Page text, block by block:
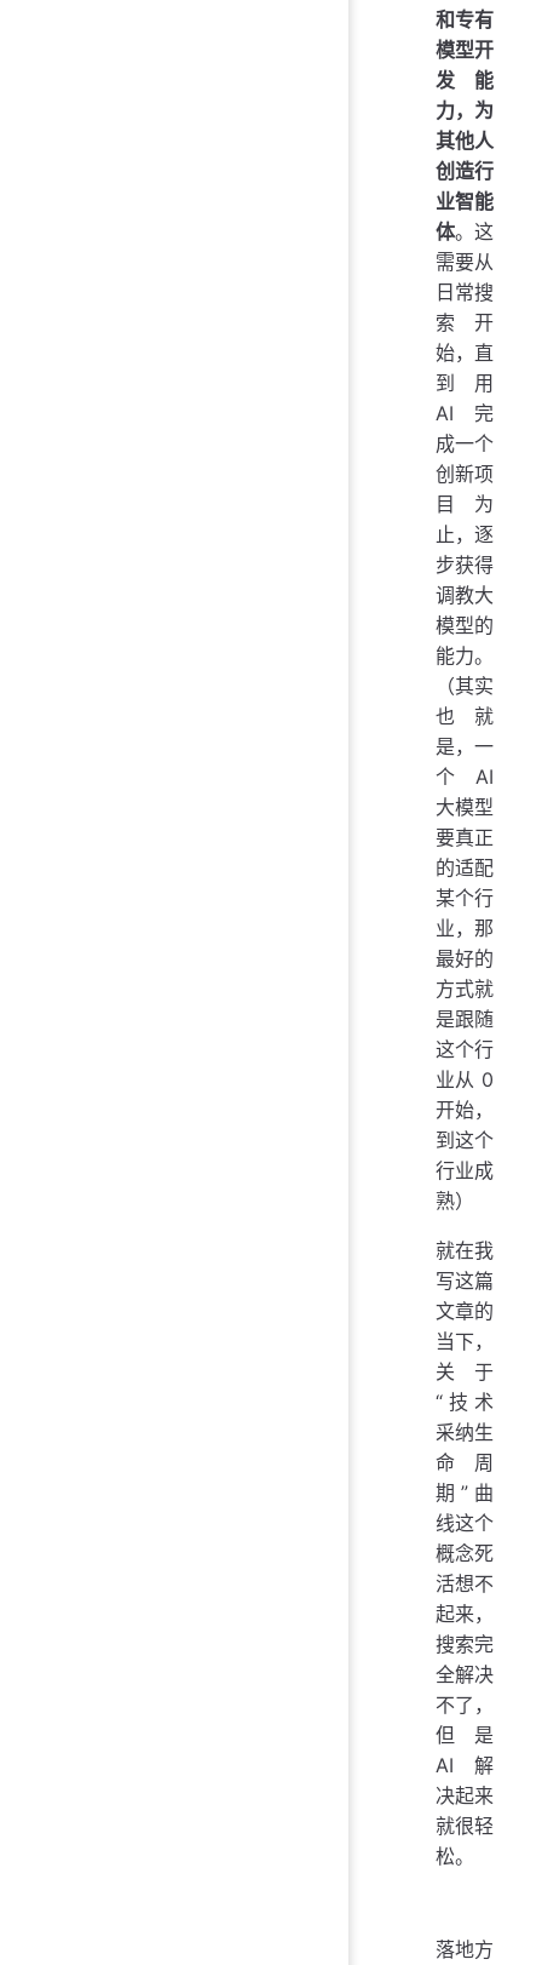
和专有
模型开
发能
力，为
其他人
创造行
业智能
体。这
需要从
日常搜
索开
始，直
到用
AI 完
成一个
创新项
目为
止，逐
步获得
调教大
模型的
能力。
（其实
也就
是，一
个 AI
大模型
要真正
的适配
某个行
业，那
最好的
方式就
是跟随
这个行
业从 0
开始，
到这个
行业成
熟）
就在我
写这篇
文章的
当下，
关于
“技术
采纳生
命周
期”曲
线这个
概念死
活想不
起来，
搜索完
全解决
不了，
但是
AI 解
决起来
就很轻
松。
落地方